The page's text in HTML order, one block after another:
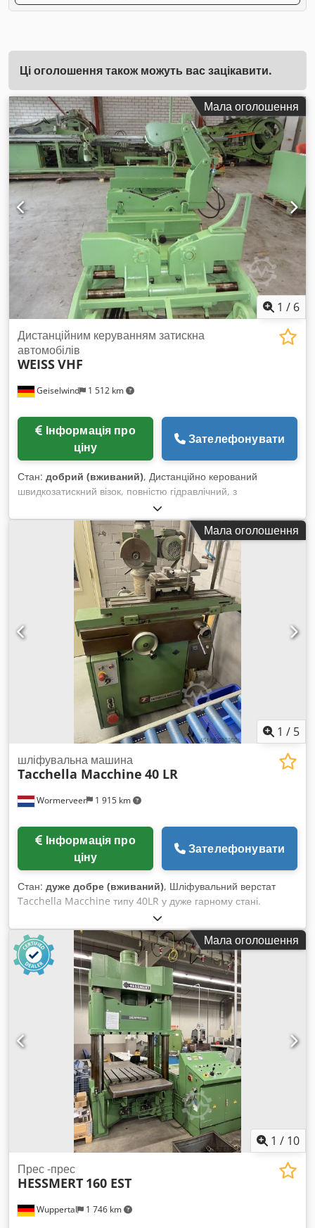
Ці оголошення також можуть вас зацікавити.
Мала оголошення
1 / 6
Geiselwind 1 512 km
Дистанційним керуванням затискна
автомобілів
WEISSVHF
ціну
Зателефонувати
Стан: добрий (вживаний), Дистанційно керований
швидкозатискний візок, повністю гідравлічний, з
гідравлічним допоміжним візком. Колія 840 мм. Пульт
управління та електрошкаф. Dwsdpfed Nqrqex Ac Uoa
Мала оголошення
1 / 5
Wormerveer 1 915 km
шліфувальна машина
Tacchella Macchine 40 LR
ціну
Зателефонувати
Стан: дуже добре (вживаний), Шліфувальний верстат
Tacchella Macchine типу 40LR у дуже гарному стані.
Технічні характеристики: Поздовжній хід по осі X: 400 мм
Поперечний хід по осі Y: 250 мм Відстань між робочим
столом і віссю шпинделя: 375 мм Dsdpoivg E Hjfx Ac Ujwa
Швидкість обертання шліфувального круга: 3000/6000 об/хв
Розміри шліфувального круга: 150x20 мм Вага: 800 кг
Мала оголошення
1 / 10
Wuppertal 1 746 km
Прес -прес
HESSMERT 160 EST